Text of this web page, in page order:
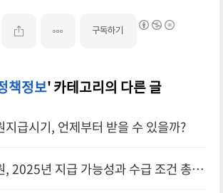
구독하기
책정보' 카테고리의 다른 글
급시기, 언제부터 받을 수 있을까?
, 2025년 지급 가능성과 수급 조건 총정